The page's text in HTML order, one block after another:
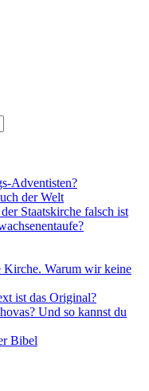
Adventisten?
der Welt
Staatskirche falsch ist
Kirche. Warum wir keine
ist das Original?
Und so kannst du
Bibel